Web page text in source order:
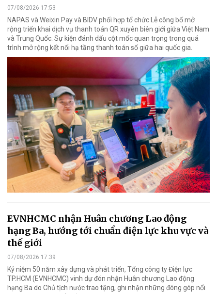
07/08/2026 17:53
NAPAS và Weixin Pay và BIDV phối hợp tổ chức Lễ công bố mở
rộng triển khai dịch vụ thanh toán QR xuyên biên giới giữa Việt Nam
và Trung Quốc. Sự kiện đánh dấu cột mốc quan trọng trong quá
trình mở rộng kết nối hạ tầng thanh toán số giữa hai quốc gia.
EVNHCMC nhận Huân chương Lao động
hạng Ba, hướng tới chuẩn điện lực khu vực và
thế giới
07/08/2026 17:39
Kỷ niệm 50 năm xây dựng và phát triển, Tổng công ty Điện lực
TP.HCM (EVNHCMC) vinh dự đón nhận Huân chương Lao động
hạng Ba do Chủ tịch nước trao tặng, ghi nhận những đóng góp nổi